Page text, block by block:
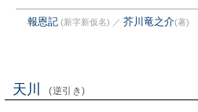
報恩記 (新字新仮名) ／ 芥川竜之介(著)
天川 (逆引き)